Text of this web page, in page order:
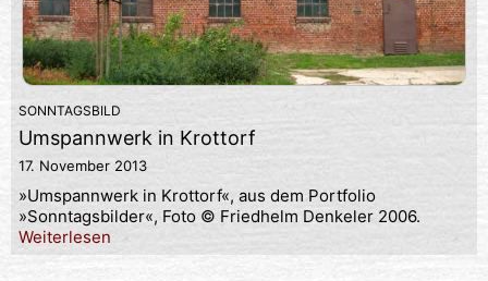
SONNTAGSBILD
Umspannwerk in Krottorf
17. November 2013
»Umspannwerk in Krottorf«, aus dem Portfolio
»Sonntagsbilder«, Foto © Friedhelm Denkeler 2006.
Weiterlesen